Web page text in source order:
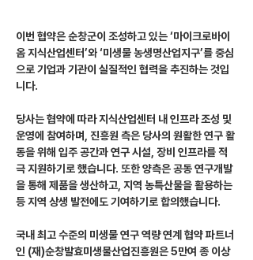
이번 협약은 순창군이 조성하고 있는 ‘마이크로바이
옴 지식산업센터’와 ‘미생물 농생명산업지구’를 중심
으로 기업과 기관이 실질적인 협력을 추진하는 것입
니다.
당사는 협약에 따라 지식산업센터 내 인프라 조성 및
운영에 참여하며, 진흥원 측은 당사의 원활한 연구 활
동을 위해 입주 공간과 연구 시설, 장비 인프라를 적
극 지원하기로 했습니다. 또한 양측은 공동 연구개발
을 통해 제품을 생산하고, 지역 농특산물을 활용하는
등 지역 상생 발전에도 기여하기로 합의했습니다.
국내 최고 수준의 미생물 연구 역량 연계 협약 파트너
인 (재)순창발효미생물산업진흥원은 5만여 종 이상